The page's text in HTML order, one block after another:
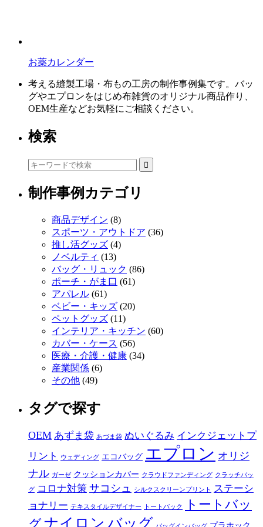
お薬カレンダー
考える縫製工場・布もの工房の制作事例集です。バッ
グやエプロンをはじめ布雑貨のオリジナル商品作り、
OEM生産などお気軽にご相談ください。
検索
制作事例カテゴリ
商品デザイン (8)
スポーツ・アウトドア (36)
推し活グッズ (4)
ノベルティ (13)
バッグ・リュック (86)
ポーチ・がま口 (61)
アパレル (61)
ベビー・キッズ (20)
ペットグッズ (11)
インテリア・キッチン (60)
カバー・ケース (56)
医療・介護・健康 (34)
産業関係 (6)
その他 (49)
タグで探す
OEM あずま袋 あづま袋 ぬいぐるみ インクジェットプ
リント
ウェディング エコバッグ エプロン オリジ
ナル ガーゼ クッションカバー クラウドファンディング クラッチバッ
グ コロナ対策 サコシュ シルクスクリーンプリント
ステーシ
ョナリー テキスタイルデザイナー トートバック
トートバッ
グナイロン バッグ プラホック